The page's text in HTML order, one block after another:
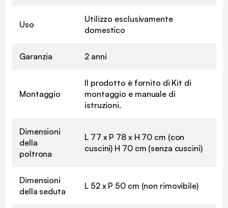
Uso
Utilizzo esclusivamente
domestico
Garanzia 2 anni
Montaggio
Il prodotto è fornito di Kit di
montaggio e manuale di
istruzioni.
Dimensioni
della
poltrona
L 77 x P 78 x H 70 cm (con
cuscini) H 70 cm (senza cuscini)
Dimensioni
della seduta
L 52 x P 50 cm (non rimovibile)